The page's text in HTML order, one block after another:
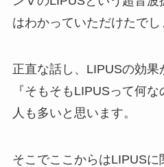
はわかっていただけたでし
正直な話し、LIPUSの効
『そもそもLIPUSって何
人も多いと思います。
そこでここからはLIPUSに